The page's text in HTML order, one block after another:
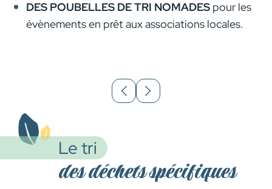
DES POUBELLES DE TRI NOMADES pour les
évènements en prêt aux associations locales.
Le tri
des déchets spécifiques